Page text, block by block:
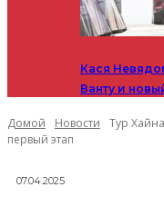
Кася
Ванту и
Домой Новости
Тур
первый этап
07.04.2025